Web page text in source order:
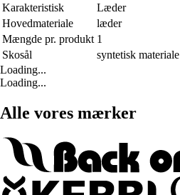
Karakteristisk
Læder
Hovedmateriale
læder
Mængde pr. produkt 1
Skosål
syntetisk materiale
Loading...
Loading...
Alle vores mærker